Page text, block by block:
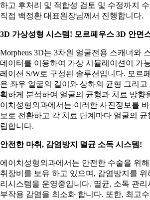
하고 후처리 및 적합성 검토 및 수정까지
직접 백정환 대표원장님께서 진행합니다.
3D 가상성형 시스템! 모르페우스 3D 안면
Morpheus 3D는 3차원 얼굴전용 스캐너와
데이터를 이용하여 가상 시뮬레이션이 가
레이션 S/W로 구성된 솔루션입니다. 모르
은 좌우 얼굴의 길이와 상하의 균형 그리고
확하게 분석하여 얼굴의 균형과 치료 방향
이치성형외과에서는 이러한 사진정보를
보로 전환하고 각 치료 단계마다 얼굴의
립합니다.
안전한 마취, 감염방지 멸균 소독 시스템!
에이치성형외과에서는 안전한 수술을 위
취장비를 보유 하고 있으며, 감염방지를
리시스템을 운영중입니다. 멸균, 소독 관
부작용 감염을 최소화 합니다. 또한, 최고